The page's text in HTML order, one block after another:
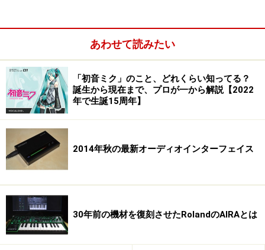
確かに、Windows 7が登場したばかりの現在は32bit版を
使っているユーザー、32bit版のプリインストールマシン
も多くありますが、今後Windows 7では、64bitが主流に
なっていくことは間違いないでしょう。
※記事内容は執筆時点のものです。最新の内容をご確認くださ
い。
あわせて読みたい
「初音ミク」のこと、どれくらい知ってる？
誕生から現在まで、プロが一から解説【2022
年で生誕15周年】
2014年秋の最新オーディオインターフェイス
30年前の機材を復刻させたRolandのAIRAとは